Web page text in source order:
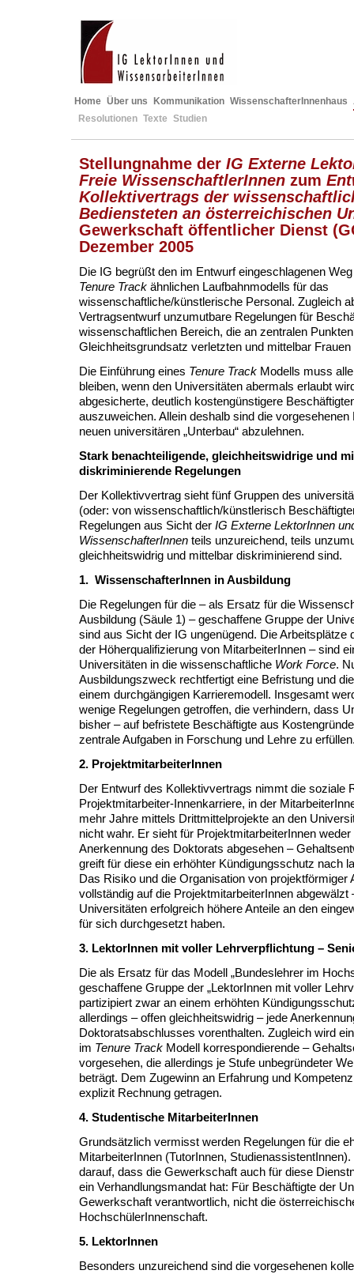
Home Über uns Kommunikation WissenschafterInnenhaus
Resolutionen Texte Studien
Stellungnahme der IG Externe
Freie WissenschaftlerInnen zum
Kollektivertrags der
Bediensteten an österreichischen
Gewerkschaft öffentlicher Dienst
Dezember 2005
Die IG begrüßt den im Entwurf eingeschlagenen
Tenure Track ähnlichen Laufbahnmodells für das
wissenschaftliche/künstlerische Personal. Zugleich
Vertragsentwurf unzumutbare Regelungen für
wissenschaftlichen Bereich, die an zentralen
Gleichheitsgrundsatz verletzten und mittelbar
Die Einführung eines Tenure Track Modells muss
bleiben, wenn den Universitäten abermals erlaubt
abgesicherte, deutlich kostengünstigere
auszuweichen. Allein deshalb sind die vorgesehenen
neuen universitären „Unterbau“ abzulehnen.
Stark benachteiligende, gleichheitswidrige und
diskriminierende Regelungen
Der Kollektivvertrag sieht fünf Gruppen des
(oder: von wissenschaftlich/künstlerisch
Regelungen aus Sicht der IG Externe LektorInnen
WissenschafterInnen teils unzureichend, teils
gleichheitswidrig und mittelbar diskriminierend sind.
1. WissenschafterInnen in Ausbildung
Die Regelungen für die – als Ersatz für die
Ausbildung (Säule 1) – geschaffene Gruppe der
sind aus Sicht der IG ungenügend. Die Arbeitsplätze
der Höherqualifizierung von MitarbeiterInnen – sind
Universitäten in die wissenschaftliche Work Force.
Ausbildungszweck rechtfertigt eine Befristung und
einem durchgängigen Karrieremodell. Insgesamt
wenige Regelungen getroffen, die verhindern, dass
bisher – auf befristete Beschäftigte aus
zentrale Aufgaben in Forschung und Lehre zu
2. ProjektmitarbeiterInnen
Der Entwurf des Kollektivvertrags nimmt die soziale
Projektmitarbeiter-Innenkarriere, in der
mehr Jahre mittels Drittmittelprojekte an den
nicht wahr. Er sieht für ProjektmitarbeiterInnen
Anerkennung des Doktorats abgesehen –
greift für diese ein erhöhter Kündigungsschutz nach
Das Risiko und die Organisation von projektförmiger
vollständig auf die ProjektmitarbeiterInnen abgewälzt
Universitäten erfolgreich höhere Anteile an den
für sich durchgesetzt haben.
3. LektorInnen mit voller Lehrverpflichtung –
Die als Ersatz für das Modell „Bundeslehrer im
geschaffene Gruppe der „LektorInnen mit voller
partizipiert zwar an einem erhöhten
allerdings – offen gleichheitswidrig – jede
Doktoratsabschlusses vorenthalten. Zugleich wird
im Tenure Track Modell korrespondierende –
vorgesehen, die allerdings je Stufe unbegründeter
beträgt. Dem Zugewinn an Erfahrung und
explizit Rechnung getragen.
4. Studentische MitarbeiterInnen
Grundsätzlich vermisst werden Regelungen für die
MitarbeiterInnen (TutorInnen,
darauf, dass die Gewerkschaft auch für diese
ein Verhandlungsmandat hat: Für Beschäftigte der
Gewerkschaft verantwortlich, nicht die
HochschülerInnenschaft.
5. LektorInnen
Besonders unzureichend sind die vorgesehenen